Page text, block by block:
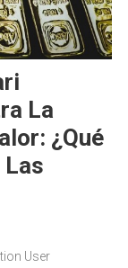
La
¿Qué
Las
User